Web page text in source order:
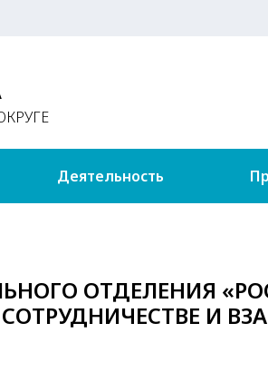
Деятельность
ОТДЕЛЕНИЯ
И